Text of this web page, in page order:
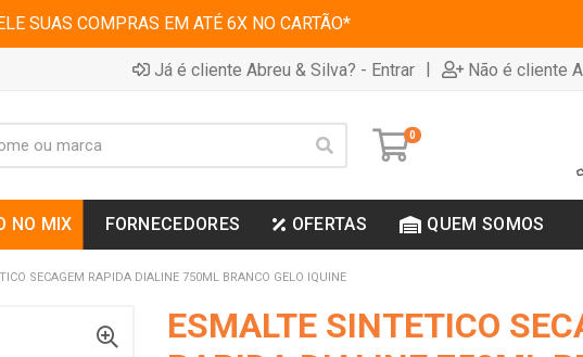
SUAS COMPRAS EM ATÉ 6X NO CARTÃO*
Já é cliente Abreu & Silva? - Entrar | Não é cliente
0
NO MIX FORNECEDORES OFERTAS QUEM SOMOS
SECAGEM RAPIDA DIALINE 750ML BRANCO GELO IQUINE
ESMALTE SINTETICO